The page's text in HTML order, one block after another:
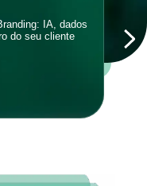
IA, dados
do seu cliente
com